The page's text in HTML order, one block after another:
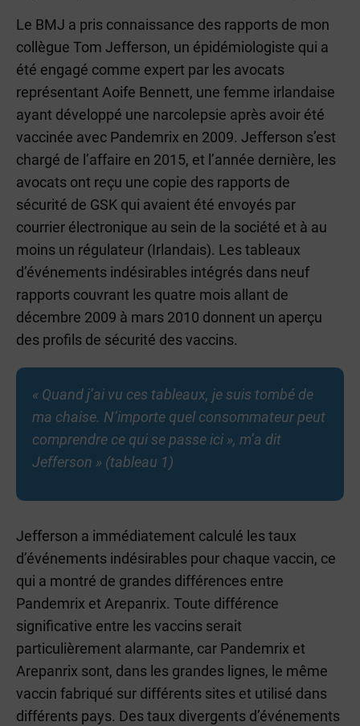
Le BMJ a pris connaissance des rapports de mon
collègue Tom Jefferson, un épidémiologiste qui a
été engagé comme expert par les avocats
représentant Aoife Bennett, une femme irlandaise
ayant développé une narcolepsie après avoir été
vaccinée avec Pandemrix en 2009. Jefferson s’est
chargé de l’affaire en 2015, et l’année dernière, les
avocats ont reçu une copie des rapports de
sécurité de GSK qui avaient été envoyés par
courrier électronique au sein de la société et à au
moins un régulateur (Irlandais). Les tableaux
d’événements indésirables intégrés dans neuf
rapports couvrant les quatre mois allant de
décembre 2009 à mars 2010 donnent un aperçu
des profils de sécurité des vaccins.
« Quand j’ai vu ces tableaux, je suis tombé de
ma chaise. N’importe quel consommateur peut
comprendre ce qui se passe ici », m’a dit
Jefferson » (tableau 1)
Jefferson a immédiatement calculé les taux
d’événements indésirables pour chaque vaccin, ce
qui a montré de grandes différences entre
Pandemrix et Arepanrix. Toute différence
significative entre les vaccins serait
particulièrement alarmante, car Pandemrix et
Arepanrix sont, dans les grandes lignes, le même
vaccin fabriqué sur différents sites et utilisé dans
différents pays. Des taux divergents d’événements